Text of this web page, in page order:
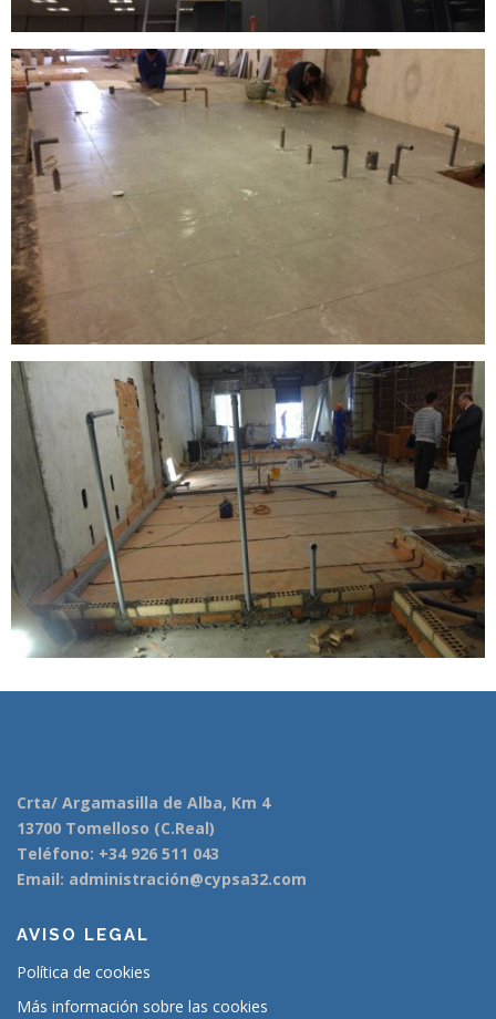
Crta/ Argamasilla de Alba, Km 4
13700 Tomelloso (C.Real)
Teléfono: +34 926 511 043
Email: administración@cypsa32.com
AVISO LEGAL
Política de cookies
Más información sobre las cookies